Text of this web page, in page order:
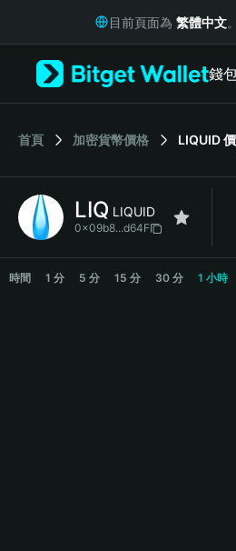
Русский
Italiano
简体中文
繁體中文
Bahasa Indonesia
目前頁面為 繁體中文
錢
首頁 加密貨幣價格 LIQUID
LIQ LIQUID
0x09b8...d64F
LIQ Price Chart
時間 1 分 5 分 15 分 30 分 1 小時